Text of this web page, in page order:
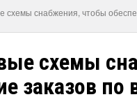
снабжения, чтобы
схемы
заказов по